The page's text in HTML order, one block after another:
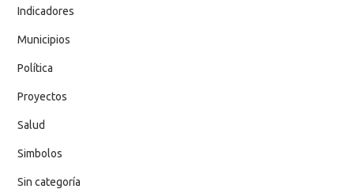
Indicadores
Municipios
Política
Proyectos
Salud
Simbolos
Sin categoría